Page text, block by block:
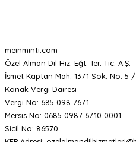
meinminti.com
Özel Alman Dil Hiz. Eğt. Ter. Tic. A.Ş.
İsmet Kaptan Mah. 1371 Sok. No:
Konak Vergi Dairesi
Vergi No: 685 098 7671
Mersis No: 0685 0987 6710 0001
Sicil No: 86570